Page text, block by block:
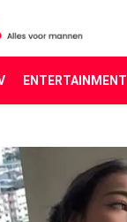
ENTERTAINMENT